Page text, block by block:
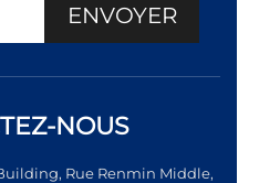
ENVOYER
NOUS
Rue Renmin Middle,